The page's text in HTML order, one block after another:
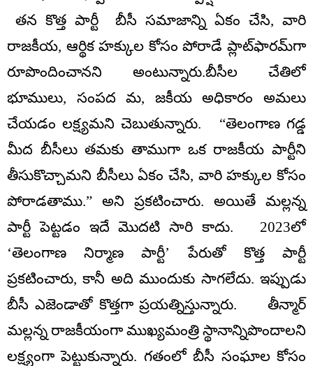
తన కొత్త పార్టీ బీసీ సమాజాన్ని ఏకం చేసి, వారి
రాజకీయ, ఆర్థిక హక్కుల కోసం పోరాడే ప్లాట్‌ఫారమ్‌గా
రూపొందించానని అంటున్నారు.బీసీల చేతిలో
భూములు, సంపద మ, జకీయ అధికారం అమలు
చేయడం లక్ష్యమని చెబుతున్నారు. “తెలంగాణ గడ్డ
మీద బీసీలు తమకు తాముగా ఒక రాజకీయ పార్టీని
తీసుకొచ్చామని బీసీలు ఏకం చేసి, వారి హక్కుల కోసం
పోరాడతాము.” అని ప్రకటించారు. అయితే మల్లన్న
పార్టీ పెట్టడం ఇదే మొదటి సారి కాదు. 2023లో
‘తెలంగాణ నిర్మాణ పార్టీ’ పేరుతో కొత్త పార్టీ
ప్రకటించారు, కానీ అది ముందుకు సాగలేదు. ఇప్పుడు
బీసీ ఎజెండాతో కొత్తగా ప్రయత్నిస్తున్నారు. తీన్మార్
మల్లన్న రాజకీయంగా ముఖ్యమంత్రి స్థానాన్నిపొందాలని
లక్ష్యంగా పెట్టుకున్నారు. గతంలో బీసీ సంఘాల కోసం